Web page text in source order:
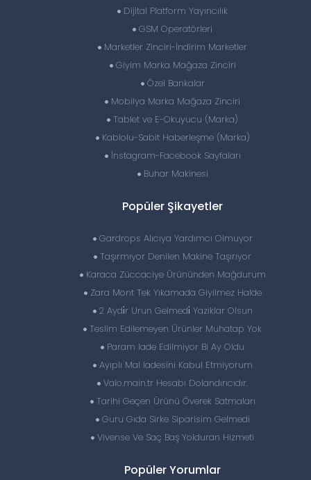
Dijital Platform Yayıncılık
GSM Operatörleri
Marketler Zinciri-İndirim Marketler
Giyim Marka Mağaza Zinciri
Özel Bankalar
Mobilya Marka Mağaza Zinciri
Tablet ve E-Okuyucu (Marka)
Kablolu-Sabit Haberleşme (Marka)
İnstagram-Facebook Sayfaları
Buhar Makinesi
Popüler Şikayetler
Gardrops Alıcıya Yardımcı Olmuyor
Taşırmıyor Denilen Makine Taşırıyor
Karaca Züccaciye Ürününden Mağdurum
Zara Mont Tek Yıkamada Giyilmez Halde
2 Aydi̇r Urun Gelmedi̇ Yaziklar Olsun
Teslim Edilemeyen Ürünler Muhatap Yok
Param Iade Edilmiyor Bi Ay Oldu
Ayıplı Mal Iadesini Kabul Etmiyorum
Valo.main.tr Hesabı Dolandırıcıdır.
Tarihi Geçen Ürünü Överek Satmaları
Guru Gıda Sirke Siparisim Gelmedi
Vivense Ve Saç Baş Yolduran Hizmeti
Popüler Yorumlar